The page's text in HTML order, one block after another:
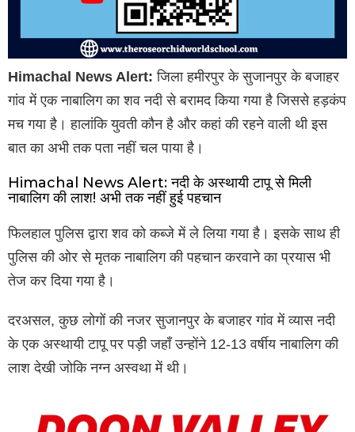
Himachal News Alert: जिला हमीरपुर के सुजानपुर के बजाहर
गांव में एक नाबालिग का शव नदी से बरामद किया गया है जिससे हड़कंप
मच गया है। हालांकि युवती कौन है और कहां की रहने वाली थी इस
बात का अभी तक पता नहीं चल पाया है।
Himachal News Alert: नदी के अस्थायी टापू से मिली
नाबालिग की लाश! अभी तक नहीं हुई पहचान
फिलहाल पुलिस द्वारा शव को कब्जे में ले लिया गया है। इसके साथ ही
पुलिस की ओर से मृतक नाबालिग की पहचान करवाने का प्रयास भी
तेज कर दिया गया है।
दरअसल, कुछ लोगों की नजर सुजानपुर के बजाहर गांव में व्यास नदी
के एक अस्थायी टापू पर पड़ी जहाँ उन्होंने 12-13 वर्षीय नाबालिग की
लाश देखी जोकि नग्न अस्वथा में थी।